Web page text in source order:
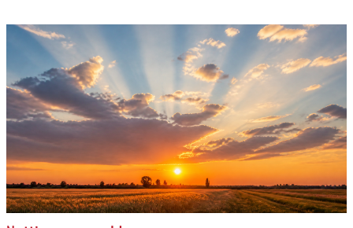
>